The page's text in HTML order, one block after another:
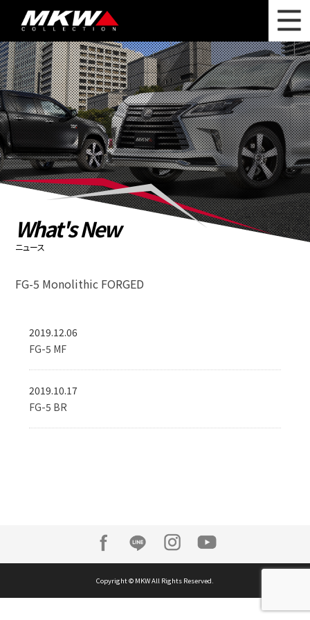
WHAT'S NEW ニュース
WHEEL LINEUP ホイールラインナップ
OTHER PRODUCT 関連製品
PHOTO GALLERY フォトギャラリー
カタログ請求
PRIVACY POLICY 個人情報保護方針
What's New
ニュース
FG-5 Monolithic FORGED
2019.12.06
FG-5 MF
2019.10.17
FG-5 BR
Copyright © MKW All Rights Reserved.